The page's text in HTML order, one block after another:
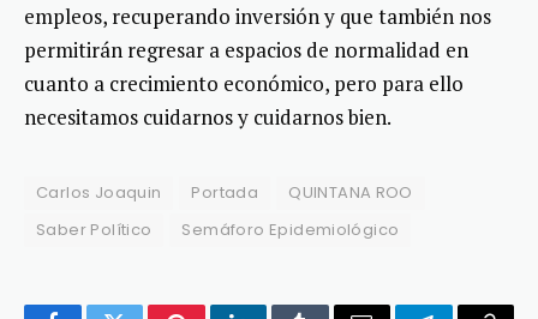
empleos, recuperando inversión y que también nos
permitirán regresar a espacios de normalidad en
cuanto a crecimiento económico, pero para ello
necesitamos cuidarnos y cuidarnos bien.
Carlos Joaquin Portada
QUINTANA ROO
Saber Político
Semáforo Epidemiológico